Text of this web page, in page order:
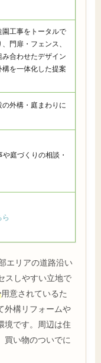
工事をトータルで
門扉・フェンス、
合わせたデザイン
を一体化した提案
外構・庭まわりに
庭づくりの相談・
エリアの道路沿い
スしやすい立地で
用意されているた
外構リフォームや
境です。周辺は住
買い物のついでに